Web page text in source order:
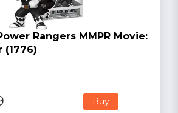
Rangers MMPR Movie:
(1776)
Buy